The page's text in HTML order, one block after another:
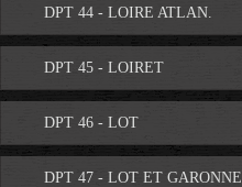
DPT 44 - LOIRE ATLAN.
DPT 45 - LOIRET
DPT 46 - LOT
DPT 47 - LOT ET GARONNE